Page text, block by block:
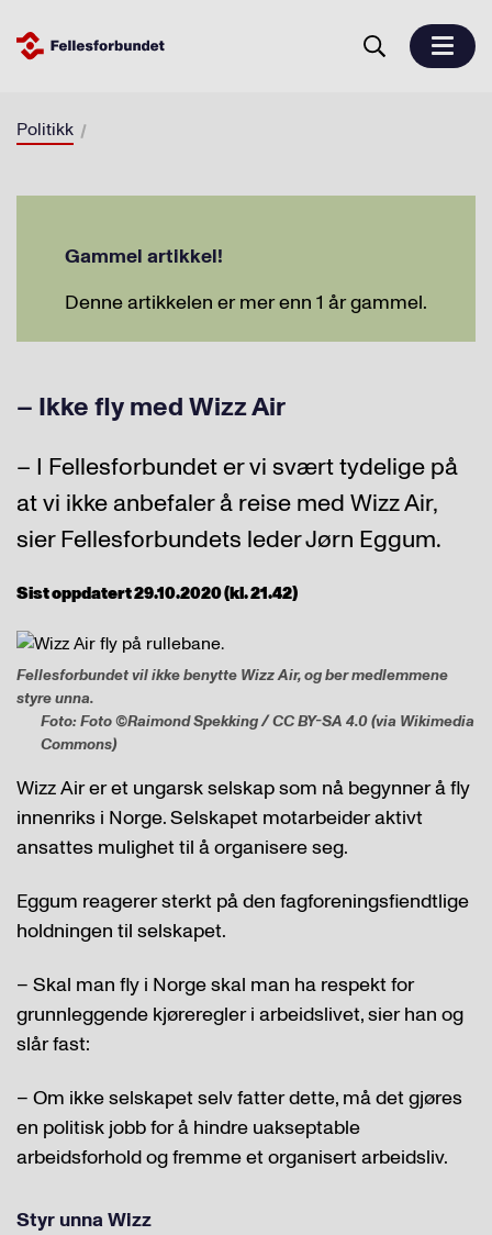
Politikk
Gammel artikkel!
Denne artikkelen er mer enn 1 år gammel.
– Ikke fly med Wizz Air
– I Fellesforbundet er vi svært tydelige på
at vi ikke anbefaler å reise med Wizz Air,
sier Fellesforbundets leder Jørn Eggum.
Sist oppdatert 29.10.2020 (kl. 21.42)
Fellesforbundet vil ikke benytte Wizz Air, og ber medlemmene
styre unna.
Foto: Foto ©Raimond Spekking / CC BY-SA 4.0 (via Wikimedia
Commons)
Wizz Air er et ungarsk selskap som nå begynner å fly
innenriks i Norge. Selskapet motarbeider aktivt
ansattes mulighet til å organisere seg.
Eggum reagerer sterkt på den fagforeningsfiendtlige
holdningen til selskapet.
– Skal man fly i Norge skal man ha respekt for
grunnleggende kjøreregler i arbeidslivet, sier han og
slår fast:
– Om ikke selskapet selv fatter dette, må det gjøres
en politisk jobb for å hindre uakseptable
arbeidsforhold og fremme et organisert arbeidsliv.
Styr unna Wizz